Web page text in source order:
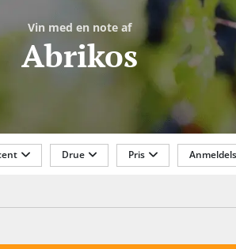
Vin med en note af
Abrikos
Drue Pris